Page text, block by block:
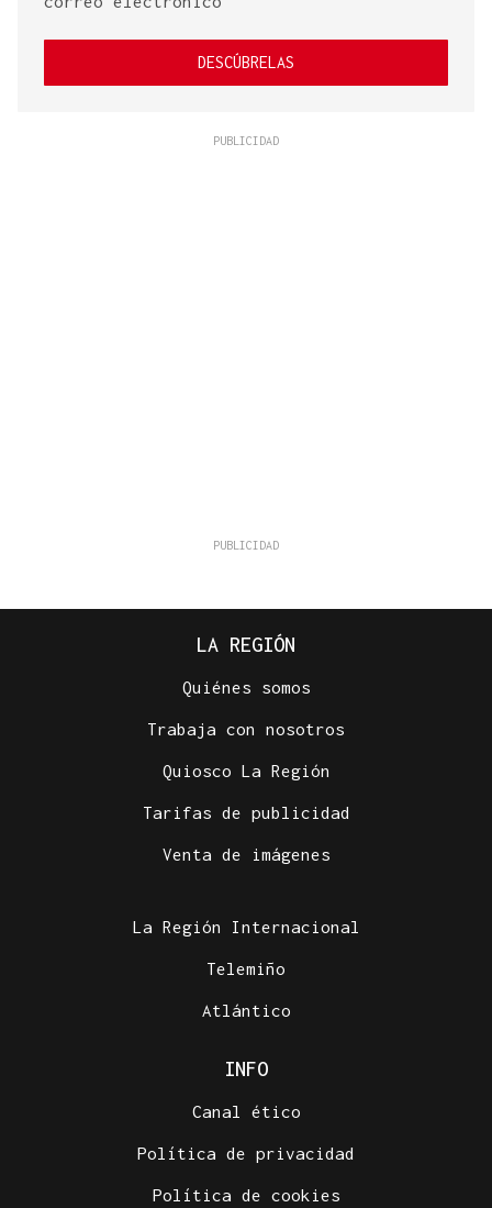
DESCÚBRELAS
LA REGIÓN
Quiénes somos
Trabaja con nosotros
Quiosco La Región
Tarifas de publicidad
Venta de imágenes
La Región Internacional
Telemiño
Atlántico
INFO
Canal ético
Política de privacidad
Política de cookies